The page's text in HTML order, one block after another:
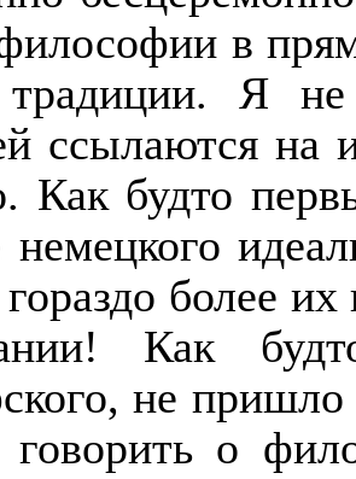
в
традиции. Я
ссылаются на
Как будто
немецкого
гораздо более
Как
не
о